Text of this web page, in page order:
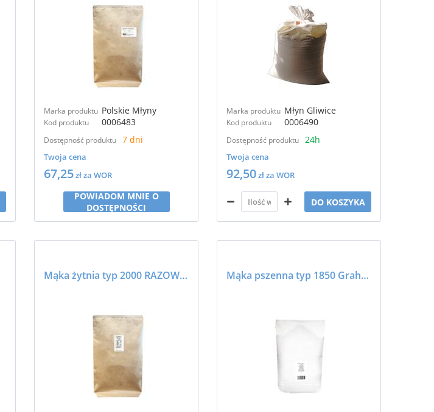
Marka produktu Polskie Młyny
Kod produktu 0006483
Dostępność produktu 7 dni
Twoja cena
67,25zł za WOR
POWIADOM MNIE O
DOSTĘPNOŚCI
Marka produktu Młyn Gliwice
Kod produktu 0006490
Dostępność produktu 24h
Twoja cena
92,50zł za WOR
DO KOSZYKA
Mąka żytnia typ 2000 RAZOWA 20kg Mąka pszenna typ 1850 Graham 25kg